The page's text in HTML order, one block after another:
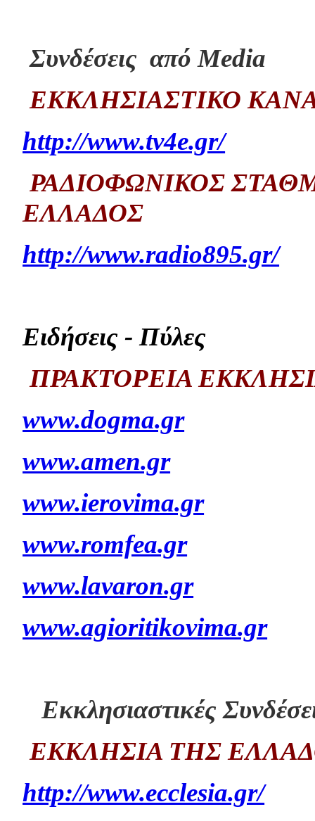
Συνδέσεις από Media
ΕΚΚΛΗΣΙΑΣΤΙΚΟ
http://www.tv4e.gr/
ΡΑΔΙΟΦΩΝΙΚΟΣ
ΕΛΛΑΔΟΣ
http://www.radio895.gr/
Ειδήσεις - Πύλες
ΠΡΑΚΤΟΡΕΙΑ
www.dogma.gr
www.amen.gr
www.ierovima.gr
www.romfea.gr
www.lavaron.gr
www.agioritikovima.gr
Εκκλησιαστικές
ΕΚΚΛΗΣΙΑ ΤΗΣ
http://www.ecclesia.gr/